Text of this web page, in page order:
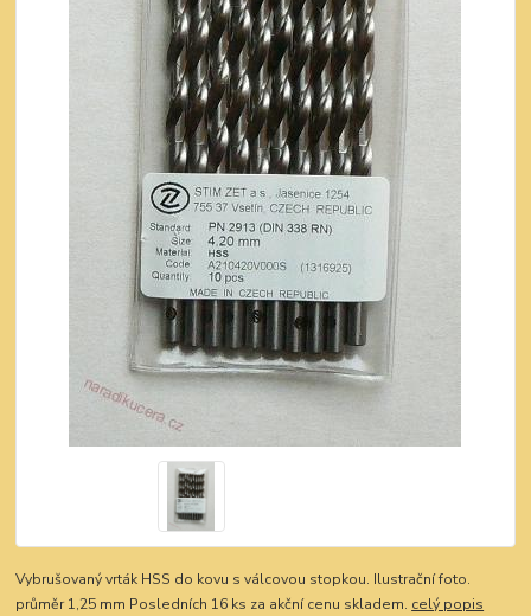
Vybrušovaný vrták HSS do kovu s válcovou stopkou. Ilustrační foto.
průměr 1,25 mm Posledních 16 ks za akční cenu skladem. celý popis